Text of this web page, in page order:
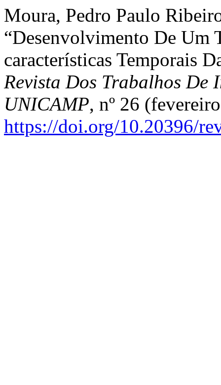
Moura, Pedro Paulo
“Desenvolvimento De Um
características Temporais
Revista Dos Trabalhos
UNICAMP, nº 26
https://doi.org/10.20396/